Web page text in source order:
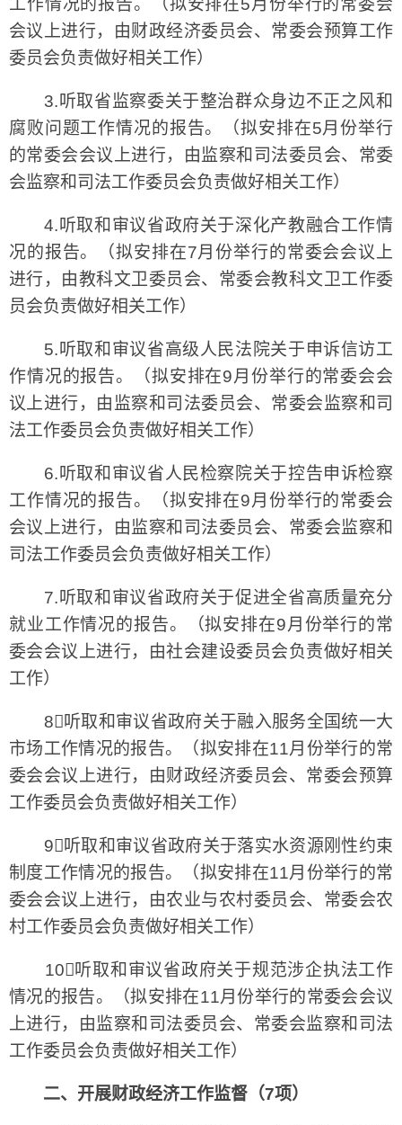
工作情况的报告。（拟安排在5月份举行的常委会
会议上进行，由财政经济委员会、常委会预算工作
委员会负责做好相关工作）
3.听取省监察委关于整治群众身边不正之风和
腐败问题工作情况的报告。（拟安排在5月份举行
的常委会会议上进行，由监察和司法委员会、常委
会监察和司法工作委员会负责做好相关工作）
4.听取和审议省政府关于深化产教融合工作情
况的报告。（拟安排在7月份举行的常委会会议上
进行，由教科文卫委员会、常委会教科文卫工作委
员会负责做好相关工作）
5.听取和审议省高级人民法院关于申诉信访工
作情况的报告。（拟安排在9月份举行的常委会会
议上进行，由监察和司法委员会、常委会监察和司
法工作委员会负责做好相关工作）
6.听取和审议省人民检察院关于控告申诉检察
工作情况的报告。（拟安排在9月份举行的常委会
会议上进行，由监察和司法委员会、常委会监察和
司法工作委员会负责做好相关工作）
7.听取和审议省政府关于促进全省高质量充分
就业工作情况的报告。（拟安排在9月份举行的常
委会会议上进行，由社会建设委员会负责做好相关
工作）
8听取和审议省政府关于融入服务全国统一大
市场工作情况的报告。（拟安排在11月份举行的常
委会会议上进行，由财政经济委员会、常委会预算
工作委员会负责做好相关工作）
9听取和审议省政府关于落实水资源刚性约束
制度工作情况的报告。（拟安排在11月份举行的常
委会会议上进行，由农业与农村委员会、常委会农
村工作委员会负责做好相关工作）
10听取和审议省政府关于规范涉企执法工作
情况的报告。（拟安排在11月份举行的常委会会议
上进行，由监察和司法委员会、常委会监察和司法
工作委员会负责做好相关工作）
二、开展财政经济工作监督（7项）